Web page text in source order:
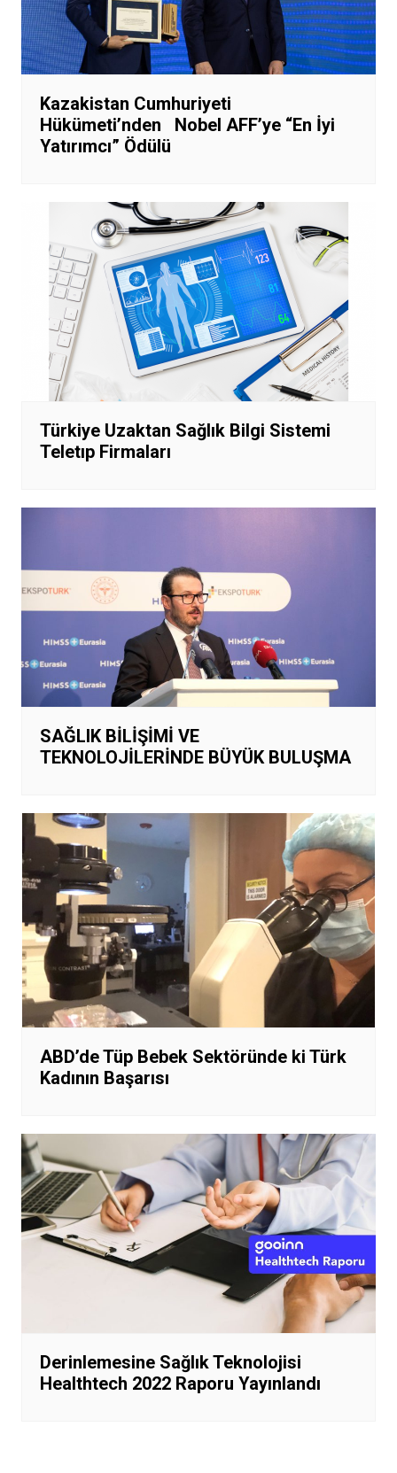
Kazakistan Cumhuriyeti
Hükümeti’nden Nobel AFF’ye “En İyi
Yatırımcı” Ödülü
Türkiye Uzaktan Sağlık Bilgi Sistemi
Teletıp Firmaları
SAĞLIK BİLİŞİMİ VE
TEKNOLOJİLERİNDE BÜYÜK BULUŞMA
ABD’de Tüp Bebek Sektöründe ki Türk
Kadının Başarısı
Derinlemesine Sağlık Teknolojisi
Healthtech 2022 Raporu Yayınlandı